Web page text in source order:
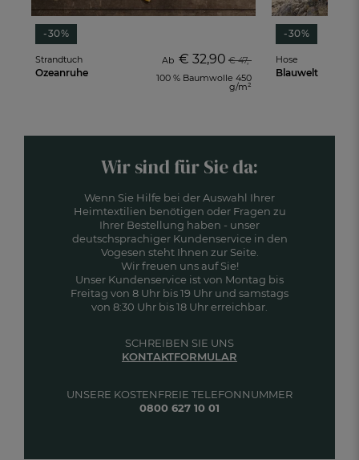
-30%
Strandtuch
Ozeanruhe
Ab € 32,90 € 47,-
100 % Baumwolle 450
g/m²
-30%
Hose
Blauwelt
Wir sind für Sie da:
Wenn Sie Hilfe bei der Auswahl Ihrer
Heimtextilien benötigen oder Fragen zu
Ihrer Bestellung haben - unser
deutschsprachiger Kundenservice in den
Vogesen steht Ihnen zur Seite.
Wir freuen uns auf Sie!
Unser Kundenservice ist von Montag bis
Freitag von 8 Uhr bis 19 Uhr und samstags
von 8:30 Uhr bis 18 Uhr erreichbar.
UNSERE KOSTENFREIE TELEFONNUMMER
0800 627 10 01
SCHREIBEN SIE UNS
KONTAKTFORMULAR